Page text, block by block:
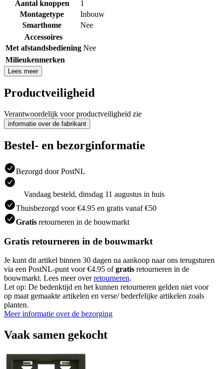
Aantal knoppen
1
Montagetype
Inbouw
Smarthome
Nee
Accessoires
Met afstandsbediening Nee
Milieukenmerken
Lees meer
Productveiligheid
Verantwoordelijk voor productveiligheid zie
informatie over de fabrikant
Bestel- en bezorginformatie
Bezorgd door PostNL
Vandaag besteld, dinsdag 11 augustus in huis
Thuisbezorgd voor €4.95 en gratis vanaf €50
Gratis retourneren in de bouwmarkt
Gratis retourneren in de bouwmarkt
Je kunt dit artikel binnen 30 dagen na aankoop naar ons terugsturen
via een PostNL-punt voor €4.95 ofgratis retourneren in de
bouwmarkt. Lees meer overretourneren.
Let op: De bedenktijd en het kunnen retourneren gelden niet voor
op maat gemaakte artikelen en verse/ bederfelijke artikelen zoals
planten.
Meer informatie over de bezorging
Vaak samen gekocht